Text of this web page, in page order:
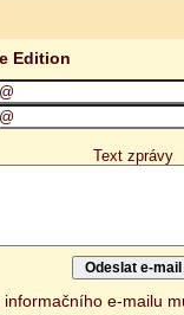
Edition
Text zprávy
e-mailu